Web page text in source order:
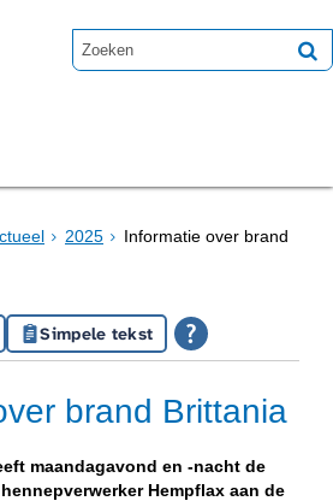
2025
Informatie over brand
Simpele tekst
brand Brittania
maandagavond en -nacht de
Hempflax aan de